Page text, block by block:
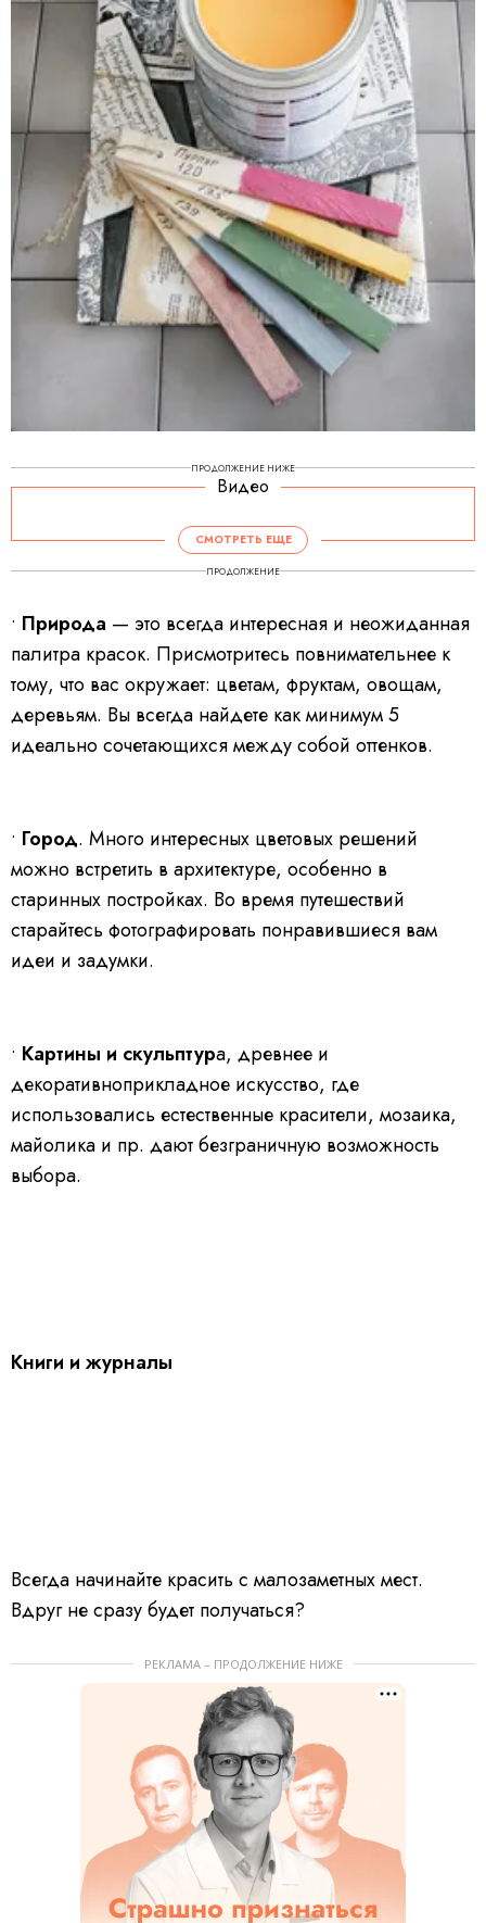
ПРОДОЛЖЕНИЕ НИЖЕ
Видео
СМОТРЕТЬ ЕЩЕ
ПРОДОЛЖЕНИЕ
• Природа — это всегда интересная и неожиданная
палитра красок. Присмотритесь повнимательнее к
тому, что вас окружает: цветам, фруктам, овощам,
деревьям. Вы всегда найдете как минимум 5
идеально сочетающихся между собой оттенков.
• Город. Много интересных цветовых решений
можно встретить в архитектуре, особенно в
старинных постройках. Во время путешествий
старайтесь фотографировать понравившиеся вам
идеи и задумки.
• Картины и скульптура, древнее и
декоративноприкладное искусство, где
использовались естественные красители, мозаика,
майолика и пр. дают безграничную возможность
выбора.
Книги и журналы
Всегда начинайте красить с малозаметных мест.
Вдруг не сразу будет получаться?
РЕКЛАМА – ПРОДОЛЖЕНИЕ НИЖЕ